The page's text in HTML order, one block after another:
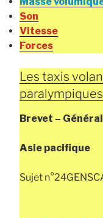
Son
Vitesse
Forces
Les taxis
Brevet –
Asie pacifique
Sujet